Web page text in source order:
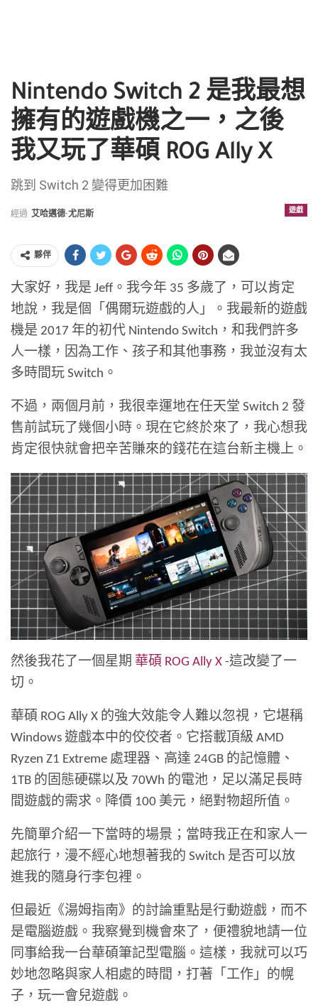
Nintendo Switch 2 是我最想
擁有的遊戲機之一，之後
我又玩了華碩 ROG Ally X
跳到 Switch 2 變得更加困難
遊戲
經過 艾哈邁德·尤尼斯
夥伴
大家好，我是 Jeff。我今年 35 多歲了，可以肯定
地說，我是個「偶爾玩遊戲的人」。我最新的遊戲
機是 2017 年的初代 Nintendo Switch，和我們許多
人一樣，因為工作、孩子和其他事務，我並沒有太
多時間玩 Switch。
不過，兩個月前，我很幸運地在任天堂 Switch 2 發
售前試玩了幾個小時。現在它終於來了，我心想我
肯定很快就會把辛苦賺來的錢花在這台新主機上。
然後我花了一個星期 華碩 ROG Ally X -這改變了一
切。
華碩 ROG Ally X 的強大效能令人難以忽視，它堪稱
Windows 遊戲本中的佼佼者。它搭載頂級 AMD
Ryzen Z1 Extreme 處理器、高達 24GB 的記憶體、
1TB 的固態硬碟以及 70Wh 的電池，足以滿足長時
間遊戲的需求。降價 100 美元，絕對物超所值。
先簡單介紹一下當時的場景；當時我正在和家人一
起旅行，漫不經心地想著我的 Switch 是否可以放
進我的隨身行李包裡。
但最近《湯姆指南》的討論重點是行動遊戲，而不
是電腦遊戲。我察覺到機會來了，便禮貌地請一位
同事給我一台華碩筆記型電腦。這樣，我就可以巧
妙地忽略與家人相處的時間，打著「工作」的幌
子，玩一會兒遊戲。